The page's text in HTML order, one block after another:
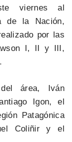
viernes al
de la Nación,
por las
I, II y III,
área, Iván
Igon, el
Patagónica
Coliñir y el